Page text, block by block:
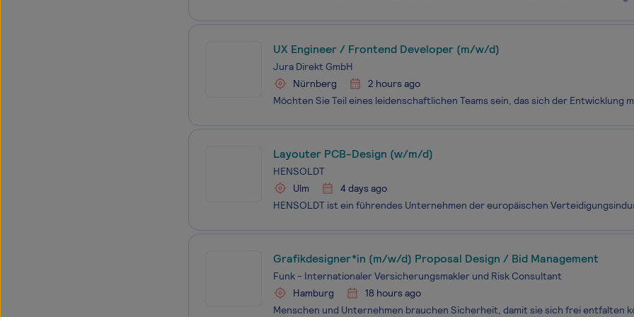
UX Engineer / Frontend Developer (m/w/d)
Jura Direkt GmbH
Nürnberg
2 hours ago
Layouter PCB-Design (w/m/d)
HENSOLDT
Ulm
4 days ago
Grafikdesigner*in (m/w/d) Proposal Design / Bid Management
Funk - Internationaler Versicherungsmakler und Risk Consultant
Hamburg
18 hours ago